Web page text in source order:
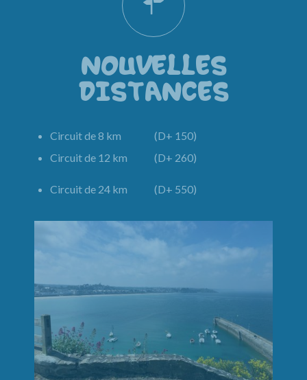
NOUVELLES
DISTANCES
Circuit de 8 km (D+ 150)
Circuit de 12 km (D+ 260)
Circuit de 24 km (D+ 550)